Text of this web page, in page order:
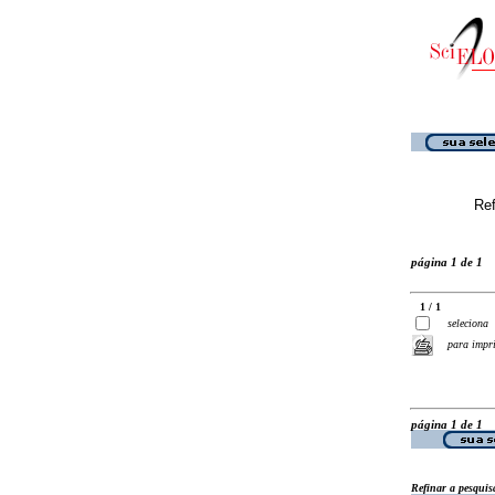
página 1 de 1
1 / 1
seleciona
para
página 1 de 1
Refinar a